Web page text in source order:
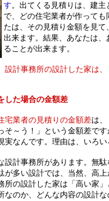
す。出てくる見積りは、建
で、どの住宅業者が作って
たは、その見積り金額を見
出来ます。結果、あなたは
ることが出来ます。
設計事務所の設計した家は
した場合の金額差
宅業者の見積りの金額差は
そ～う！」という金額差で
実なんです。理由は、いろ
設計事務所があります。無
が多い設計では、当然、高
所の設計した家は「高い家
なのか、どんな内容の設計